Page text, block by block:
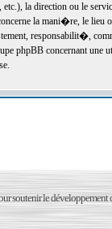
la direction ou le
la mani�re, le
responsabilit�,
phpBB concernant une
soutenir le développement